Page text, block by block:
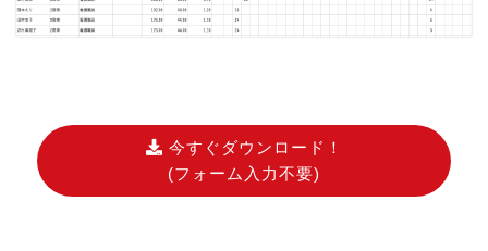
今すぐダウンロード！
(フォーム入力不要)